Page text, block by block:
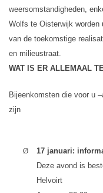
weersomstandigheden,
Wolfs te Oisterwijk worden
van de toekomstige
en milieustraat.
WAT IS ER ALLEMAAL
Bijeenkomsten die voor u
zijn
Ø 17 januari:
Deze avond is
Helvoirt